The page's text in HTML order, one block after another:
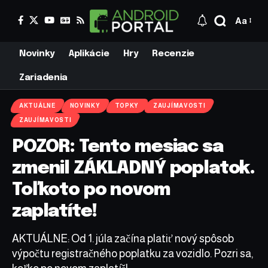
Aa
Novinky Aplikácie Hry Recenzie
Zariadenia
AKTUÁLNE NOVINKY TOPKY ZAUJÍMAVOSTI
ZAUJÍMAVOSTI
POZOR: Tento mesiac sa
zmenil ZÁKLADNÝ poplatok.
Toľkoto po novom
zaplatíte!
AKTUÁLNE: Od 1. júla začína platiť nový spôsob
výpočtu registračného poplatku za vozidlo. Pozri sa,